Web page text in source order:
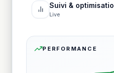
Suivi &
Live
PERFORMANCE